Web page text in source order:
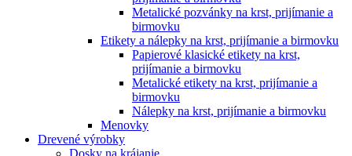
Metalické pozvánky na krst, prijímanie a
birmovku
Etikety a nálepky na krst, prijímanie a birmovku
Papierové klasické etikety na krst,
prijímanie a birmovku
Metalické etikety na krst, prijímanie a
birmovku
Nálepky na krst, prijímanie a birmovku
Menovky
Drevené výrobky
Dosky na krájanie